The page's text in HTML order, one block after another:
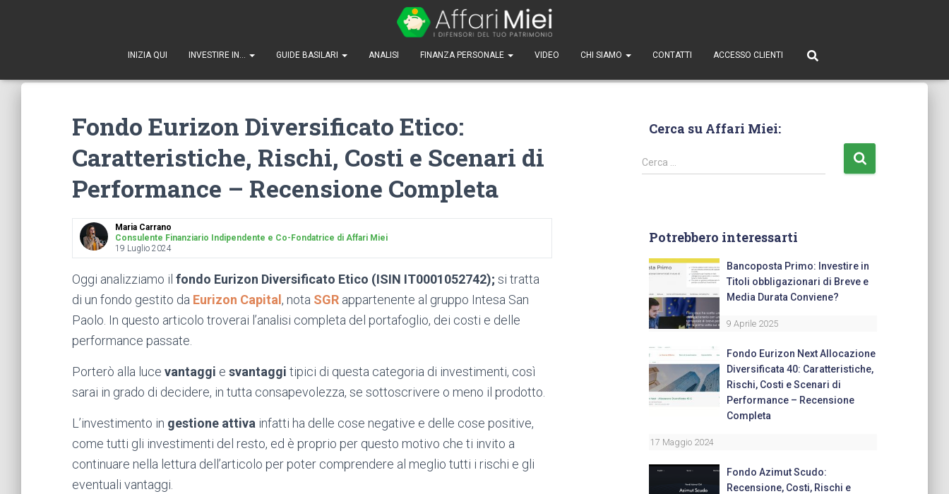
INIZIA QUI INVESTIRE IN… GUIDE BASILARI ANALISI FINANZA PERSONALE VIDEO CHI SIAMO CONTATTI ACCESSO CLIENTI
Fondo Eurizon Diversificato Etico:
Caratteristiche, Rischi, Costi e Scenari di
Performance – Recensione Completa
Maria Carrano
Consulente Finanziario Indipendente e Co-Fondatrice di Affari Miei
19 Luglio 2024
Oggi analizziamo il fondo Eurizon Diversificato Etico (ISIN IT0001052742); si tratta
di un fondo gestito da Eurizon Capital , nota SGR appartenente al gruppo Intesa San
Paolo. In questo articolo troverai l’analisi completa del portafoglio, dei costi e delle
performance passate.
Porterò alla luce vantaggi e svantaggi tipici di questa categoria di investimenti, così
sarai in grado di decidere, in tutta consapevolezza, se sottoscrivere o meno il prodotto.
L’investimento in gestione attiva infatti ha delle cose negative e delle cose positive,
come tutti gli investimenti del resto, ed è proprio per questo motivo che ti invito a
continuare nella lettura dell’articolo per poter comprendere al meglio tutti i rischi e gli
eventuali vantaggi.
Cerca su Affari Miei:
Cerca …
Potrebbero interessarti
Bancoposta Primo: Investire in
Titoli obbligazionari di Breve e
Media Durata Conviene?
9 Aprile 2025
Fondo Eurizon Next Allocazione
Diversificata 40: Caratteristiche,
Rischi, Costi e Scenari di
Performance – Recensione
Completa
17 Maggio 2024
Fondo Azimut Scudo:
Recensione, Costi, Rischi e